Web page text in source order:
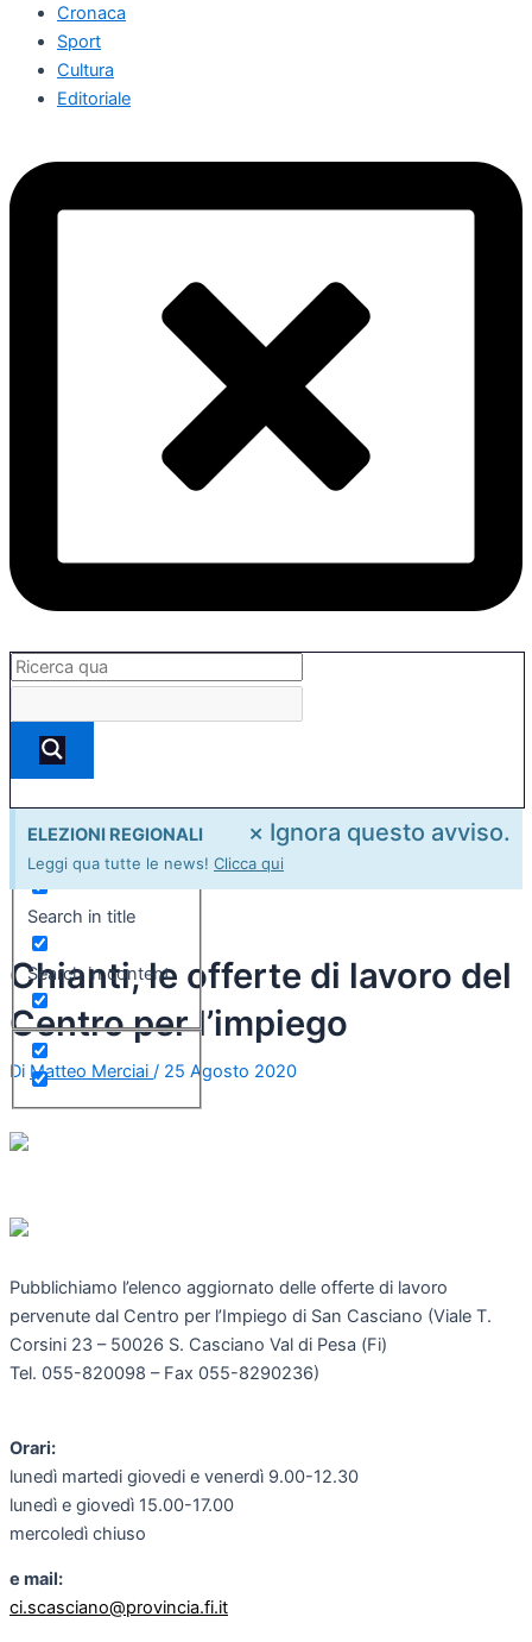
Cronaca
Sport
Cultura
Editoriale
Exact matches only
Search in title
Search in content
ELEZIONI REGIONALI
Leggi qua tutte le news! Clicca qui
× Ignora questo avviso.
Chianti, le offerte di lavoro del
Centro per l’impiego
Di Matteo Merciai / 25 Agosto 2020
Pubblichiamo l’elenco aggiornato delle offerte di lavoro
pervenute dal Centro per l’Impiego di San Casciano (Viale T.
Corsini 23 – 50026 S. Casciano Val di Pesa (Fi)
Tel. 055-820098 – Fax 055-8290236)
Orari:
lunedì martedi giovedi e venerdì 9.00-12.30
lunedì e giovedì 15.00-17.00
mercoledì chiuso
e mail:
ci.scasciano@provincia.fi.it